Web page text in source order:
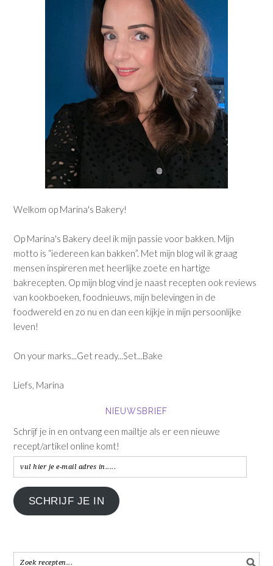
Welkom op Marina's Bakery!
Op Marina's Bakery deel ik mijn passie voor bakken. Mijn
motto is “iedereen kan bakken”. Met mijn blog wil ik graag
mensen inspireren met heerlijke zoete en hartige
bakrecepten. Op mijn blog vind je naast recepten ook reviews
van kookboeken, foodnieuws, mijn belevingen in de
foodwereld en zo nu en dan een kijkje in mijn persoonlijke
leven!
On your marks...Get ready...Set...Bake
Liefs, Marina
NIEUWSBRIEF
Schrijf je in en ontvang een mailtje als er een nieuwe
recept/artikel online komt!
vul
hier
je
e-
in.....
SCHRIJF JE IN